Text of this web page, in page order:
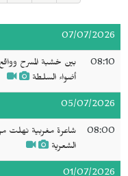
07/07/2026
08:10
بين خشبة المسرح
أضواء السلطة
05/07/2026
08:00
شاعرة مغربية نهلت من
الشعرية